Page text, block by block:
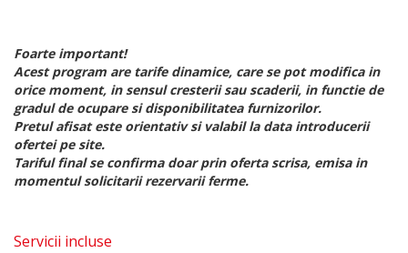
Foarte important!
Acest program are tarife dinamice, care se pot modifica in
orice moment, in sensul cresterii sau scaderii, in functie de
gradul de ocupare si disponibilitatea furnizorilor.
Pretul afisat este orientativ si valabil la data introducerii
ofertei pe site.
Tariful final se confirma doar prin oferta scrisa, emisa in
momentul solicitarii rezervarii ferme.
Servicii incluse